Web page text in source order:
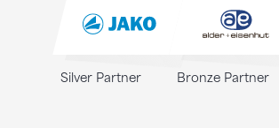
Silver Partner Bronze Partner